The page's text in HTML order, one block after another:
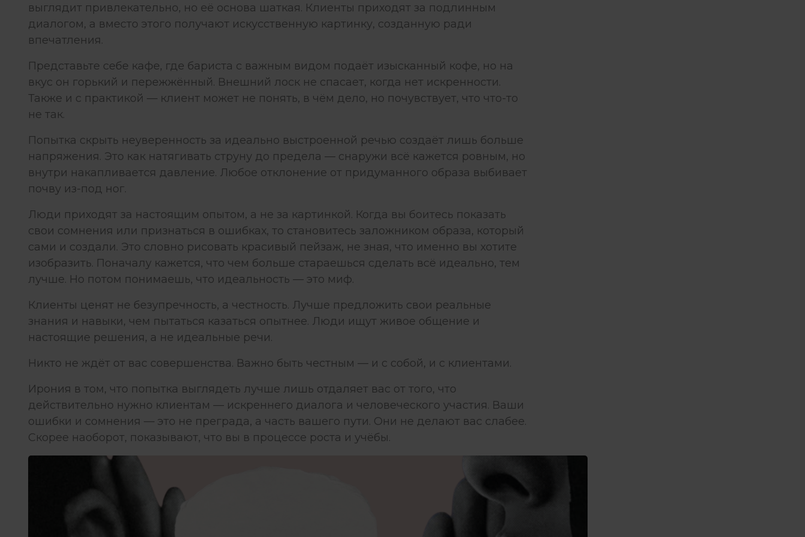
выглядит привлекательно, но её основа шаткая. Клиенты приходят за подлинным
диалогом, а вместо этого получают искусственную картинку, созданную ради
впечатления.
Представьте себе кафе, где бариста с важным видом подаёт изысканный кофе, но на
вкус он горький и пережжённый. Внешний лоск не спасает, когда нет искренности.
Также и с практикой — клиент может не понять, в чём дело, но почувствует, что что-то
не так.
Попытка скрыть неуверенность за идеально выстроенной речью создаёт лишь больше
напряжения. Это как натягивать струну до предела — снаружи всё кажется ровным, но
внутри накапливается давление. Любое отклонение от придуманного образа выбивает
почву из-под ног.
Люди приходят за настоящим опытом, а не за картинкой. Когда вы боитесь показать
свои сомнения или признаться в ошибках, то становитесь заложником образа, который
сами и создали. Это словно рисовать красивый пейзаж, не зная, что именно вы хотите
изобразить. Поначалу кажется, что чем больше стараешься сделать всё идеально, тем
лучше. Но потом понимаешь, что идеальность — это миф.
Клиенты ценят не безупречность, а честность. Лучше предложить свои реальные
знания и навыки, чем пытаться казаться опытнее. Люди ищут живое общение и
настоящие решения, а не идеальные речи.
Никто не ждёт от вас совершенства. Важно быть честным — и с собой, и с клиентами.
Ирония в том, что попытка выглядеть лучше лишь отдаляет вас от того, что
действительно нужно клиентам — искреннего диалога и человеческого участия. Ваши
ошибки и сомнения — это не преграда, а часть вашего пути. Они не делают вас слабее.
Скорее наоборот, показывают, что вы в процессе роста и учёбы.